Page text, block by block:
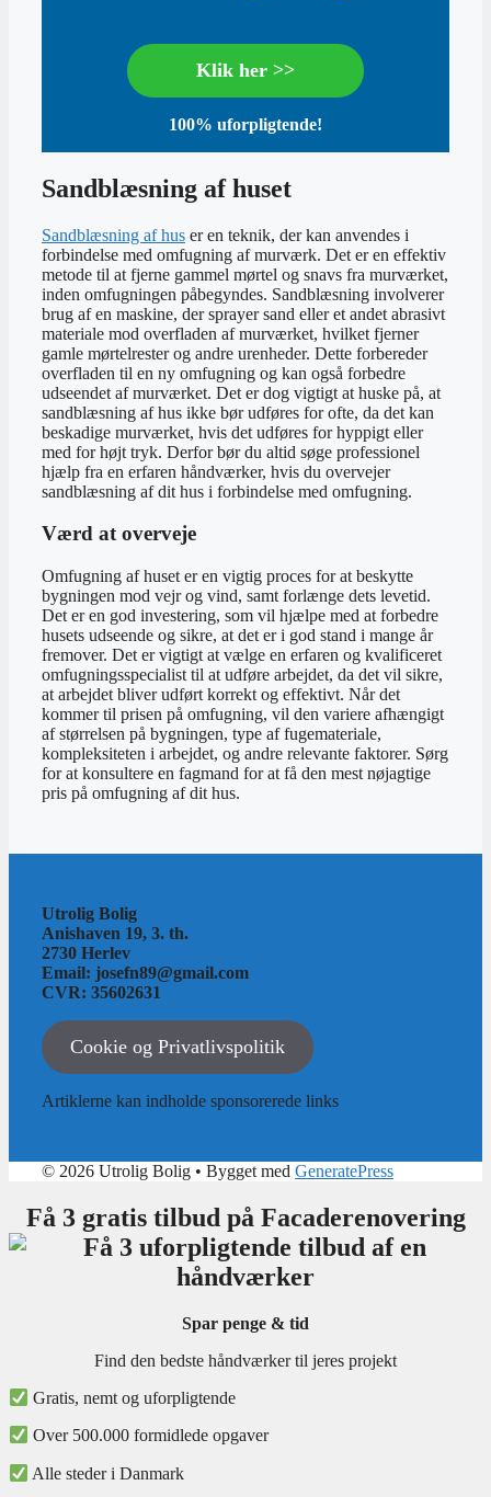
Klik her >>
100% uforpligtende!
Sandblæsning af huset
Sandblæsning af hus er en teknik, der kan anvendes i
forbindelse med omfugning af murværk. Det er en effektiv
metode til at fjerne gammel mørtel og snavs fra murværket,
inden omfugningen påbegyndes. Sandblæsning involverer
brug af en maskine, der sprayer sand eller et andet abrasivt
materiale mod overfladen af murværket, hvilket fjerner
gamle mørtelrester og andre urenheder. Dette forbereder
overfladen til en ny omfugning og kan også forbedre
udseendet af murværket. Det er dog vigtigt at huske på, at
sandblæsning af hus ikke bør udføres for ofte, da det kan
beskadige murværket, hvis det udføres for hyppigt eller
med for højt tryk. Derfor bør du altid søge professionel
hjælp fra en erfaren håndværker, hvis du overvejer
sandblæsning af dit hus i forbindelse med omfugning.
Værd at overveje
Omfugning af huset er en vigtig proces for at beskytte
bygningen mod vejr og vind, samt forlænge dets levetid.
Det er en god investering, som vil hjælpe med at forbedre
husets udseende og sikre, at det er i god stand i mange år
fremover. Det er vigtigt at vælge en erfaren og kvalificeret
omfugningsspecialist til at udføre arbejdet, da det vil sikre,
at arbejdet bliver udført korrekt og effektivt. Når det
kommer til prisen på omfugning, vil den variere afhængigt
af størrelsen på bygningen, type af fugemateriale,
kompleksiteten i arbejdet, og andre relevante faktorer. Sørg
for at konsultere en fagmand for at få den mest nøjagtige
pris på omfugning af dit hus.
Utrolig Bolig
Anishaven 19, 3. th.
2730 Herlev
Email: josefn89@gmail.com
CVR: 35602631
Cookie og Privatlivspolitik
Artiklerne kan indholde sponsorerede links
© 2026 Utrolig Bolig • Bygget med GeneratePress
Få 3 gratis tilbud på Facaderenovering
Spar penge & tid
Find den bedste håndværker til jeres projekt
Gratis, nemt og uforpligtende
Over 500.000 formidlede opgaver
Alle steder i Danmark